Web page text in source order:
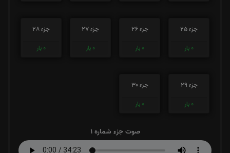
جزء 25
0 بار
جزء 26
0 بار
جزء 27
0 بار
جزء 28
0 بار
جزء 29
0 بار
جزء 30
0 بار
صوت جزء شماره 1